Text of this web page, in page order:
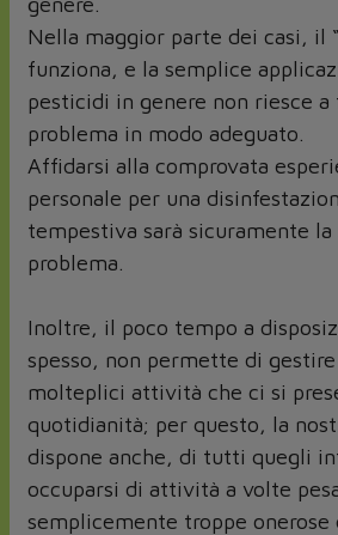
Nella maggior parte dei casi, il
funziona, e la semplice
pesticidi in genere non riesce
problema in modo adeguato.
Affidarsi alla comprovata
personale per una
tempestiva sarà sicuramente la
problema.
Inoltre, il poco tempo a
spesso, non permette di
molteplici attività che ci si
quotidianità; per questo, la
dispone anche, di tutti quegli
occuparsi di attività a volte
semplicemente troppe onerose